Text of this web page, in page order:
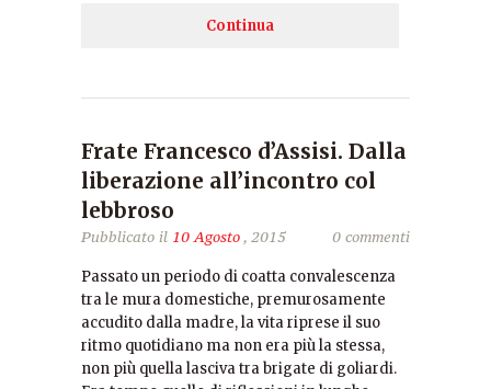
Continua
Frate Francesco d’Assisi. Dalla
liberazione all’incontro col
lebbroso
Pubblicato il 10 Agosto, 2015 0 commenti
Passato un periodo di coatta convalescenza
tra le mura domestiche, premurosamente
accudito dalla madre, la vita riprese il suo
ritmo quotidiano ma non era più la stessa,
non più quella lasciva tra brigate di goliardi.